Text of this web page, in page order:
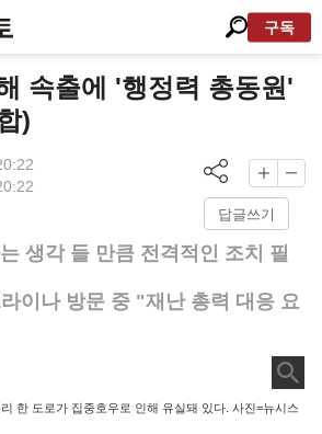
구독
속출에 '행정력 총동원'
)
답글쓰기
생각 들 만큼 전격적인 조치 필
이나 방문 중 "재난 총력 대응 요
한 도로가 집중호우로 인해 유실돼 있다. 사진=뉴시스